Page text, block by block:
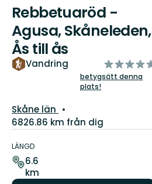
Rebbetuaröd -
Agusa, Skåneleden,
Ås till ås
Vandring
av
5
betygsätt denna
plats!
Län:
Skåne län
6826.86 km från dig
om
leden
LÄNGD
6.6
km